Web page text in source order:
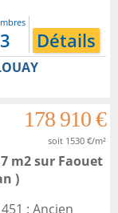
3 Détails
178 910 €
soit 1530 €/m²
m2sur Faouet
)
: Ancien